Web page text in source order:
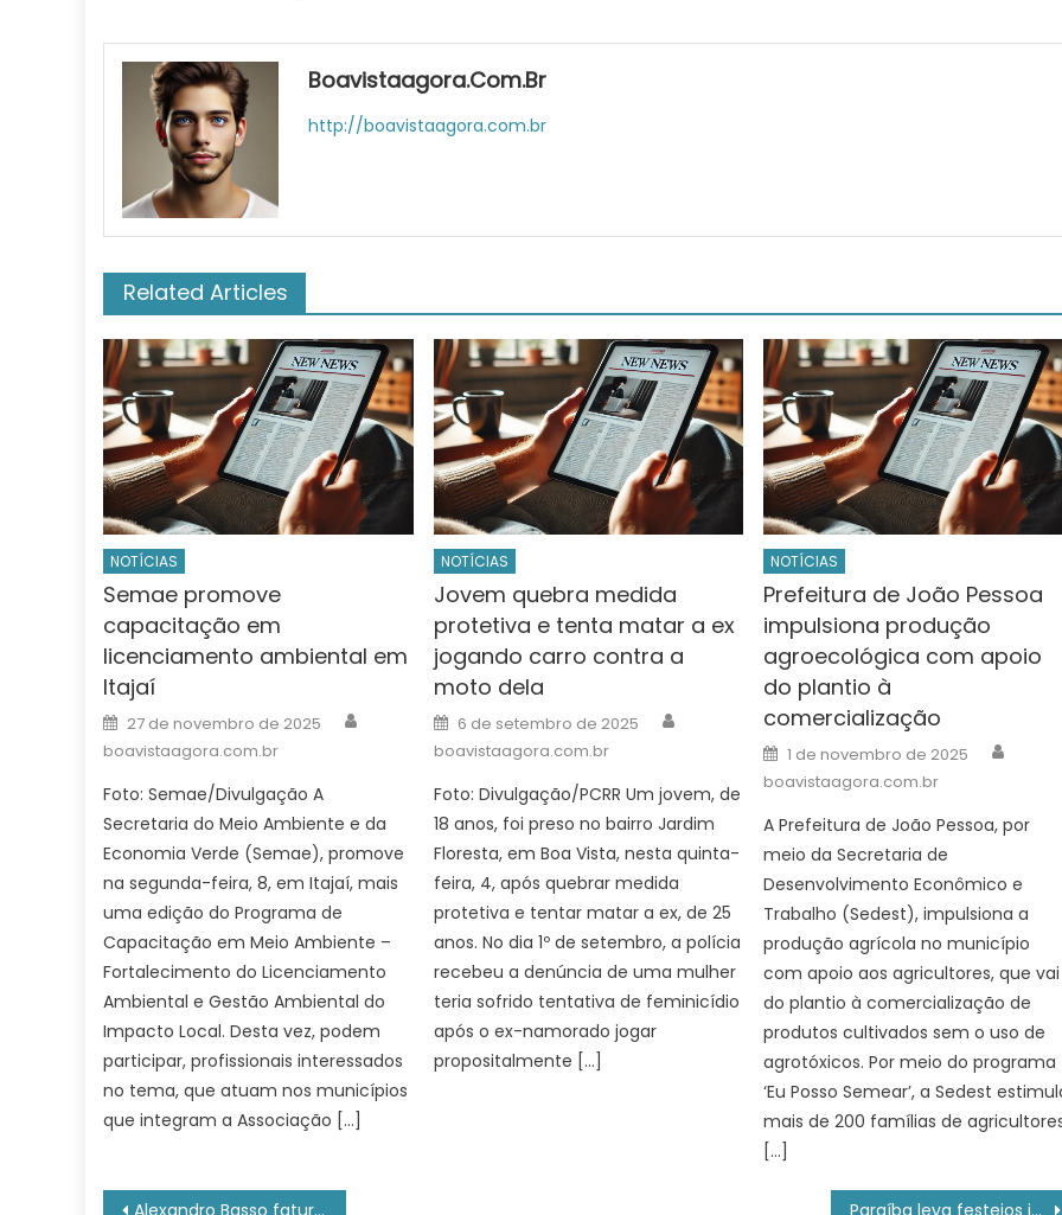
Boavistaagora.com.br
http://boavistaagora.com.br
Related Articles
NOTÍCIAS
Semae promove
capacitação em
licenciamento ambiental em
Itajaí
Posted
on
27 de novembro de 2025
boavistaagora.com.br
Foto: Semae/Divulgação A
Secretaria do Meio Ambiente e da
Economia Verde (Semae), promove
na segunda-feira, 8, em Itajaí, mais
uma edição do Programa de
Capacitação em Meio Ambiente –
Fortalecimento do Licenciamento
Ambiental e Gestão Ambiental do
Impacto Local. Desta vez, podem
participar, profissionais interessados
no tema, que atuam nos municípios
que integram a Associação […]
NOTÍCIAS
Jovem quebra medida
protetiva e tenta matar a ex
jogando carro contra a
moto dela
Posted
on
6 de setembro de 2025
boavistaagora.com.br
Foto: Divulgação/PCRR Um jovem, de
18 anos, foi preso no bairro Jardim
Floresta, em Boa Vista, nesta quinta-
feira, 4, após quebrar medida
protetiva e tentar matar a ex, de 25
anos. No dia 1º de setembro, a polícia
recebeu a denúncia de uma mulher
teria sofrido tentativa de feminicídio
após o ex-namorado jogar
propositalmente […]
NOTÍCIAS
Prefeitura de João Pessoa
impulsiona produção
agroecológica com apoio
do plantio à
comercialização
Posted
on
1 de novembro de 2025
boavistaagora.com.br
A Prefeitura de João Pessoa, por
meio da Secretaria de
Desenvolvimento Econômico e
Trabalho (Sedest), impulsiona a
produção agrícola no município
com apoio aos agricultores, que vai
do plantio à comercialização de
produtos cultivados sem o uso de
agrotóxicos. Por meio do programa
‘Eu Posso Semear’, a Sedest
mais de 200 famílias de
[…]
Alexandro Basso fatura medalha inédita para o Brasil no tiro esportivo Paraíba leva festejos juninos a comunidades rurais